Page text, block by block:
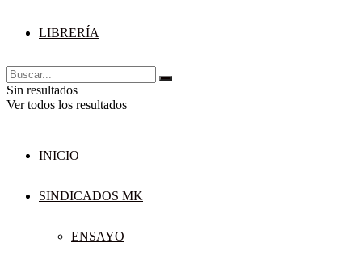
LIBRERÍA
Sin resultados
Ver todos los resultados
INICIO
SINDICADOS MK
ENSAYO